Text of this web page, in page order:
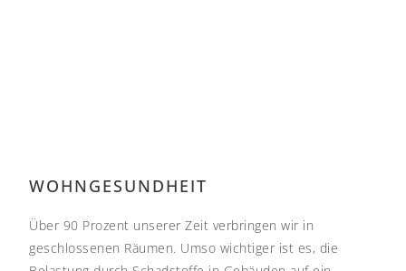
WOHNGESUNDHEIT
Über 90 Prozent unserer Zeit verbringen wir in
geschlossenen Räumen. Umso wichtiger ist es, die